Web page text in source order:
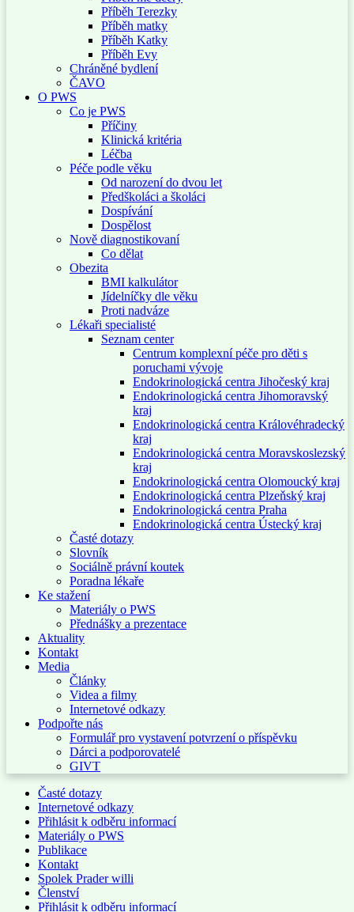
Příběh Terezky
Příběh matky
Příběh Katky
Příběh Evy
Chráněné bydlení
ČAVO
O PWS
Co je PWS
Příčiny
Klinická kritéria
Léčba
Péče podle věku
Od narození do dvou let
Předškoláci a školáci
Dospívání
Dospělost
Nově diagnostikovaní
Co dělat
Obezita
BMI kalkulátor
Jídelníčky dle věku
Proti nadváze
Lékaři specialisté
Seznam center
Centrum komplexní péče pro děti s
poruchami vývoje
Endokrinologická centra Jihočeský kraj
Endokrinologická centra Jihomoravský
kraj
Endokrinologická centra Královéhradecký
kraj
Endokrinologická centra Moravskoslezský
kraj
Endokrinologická centra Olomoucký kraj
Endokrinologická centra Plzeňský kraj
Endokrinologická centra Praha
Endokrinologická centra Ústecký kraj
Časté dotazy
Slovník
Sociálně právní koutek
Poradna lékaře
Ke stažení
Materiály o PWS
Přednášky a prezentace
Aktuality
Kontakt
Media
Články
Videa a filmy
Internetové odkazy
Podpořte nás
Formulář pro vystavení potvrzení o příspěvku
Dárci a podporovatelé
GIVT
Časté dotazy
Internetové odkazy
Přihlásit k odběru informací
Materiály o PWS
Publikace
Kontakt
Spolek Prader willi
Členství
Přihlásit k odběru informací